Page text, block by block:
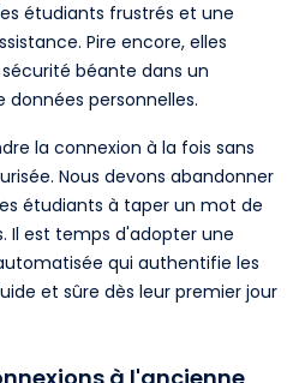
étudiants frustrés et une
Pire encore, elles
béante dans un
personnelles.
la connexion à la fois sans
Nous devons abandonner
étudiants à taper un mot de
Il est temps d'adopter une
qui authentifie les
et sûre dès leur premier jour